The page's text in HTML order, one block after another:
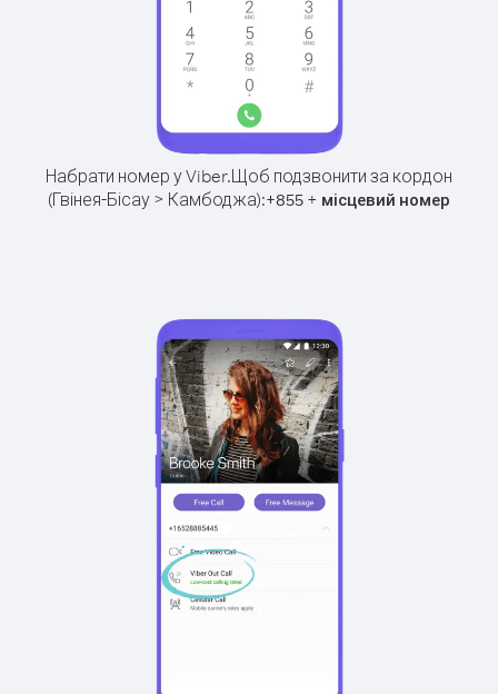
Набрати номер у Viber.Щоб подзвонити за кордон
(Гвінея-Бісау > Камбоджа):+855 + місцевий номер